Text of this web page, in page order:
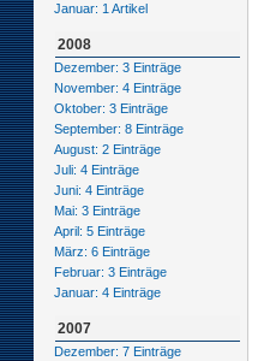
Januar: 1 Artikel
2008
Dezember: 3 Einträge
November: 4 Einträge
Oktober: 3 Einträge
September: 8 Einträge
August: 2 Einträge
Juli: 4 Einträge
Juni: 4 Einträge
Mai: 3 Einträge
April: 5 Einträge
März: 6 Einträge
Februar: 3 Einträge
Januar: 4 Einträge
2007
Dezember: 7 Einträge